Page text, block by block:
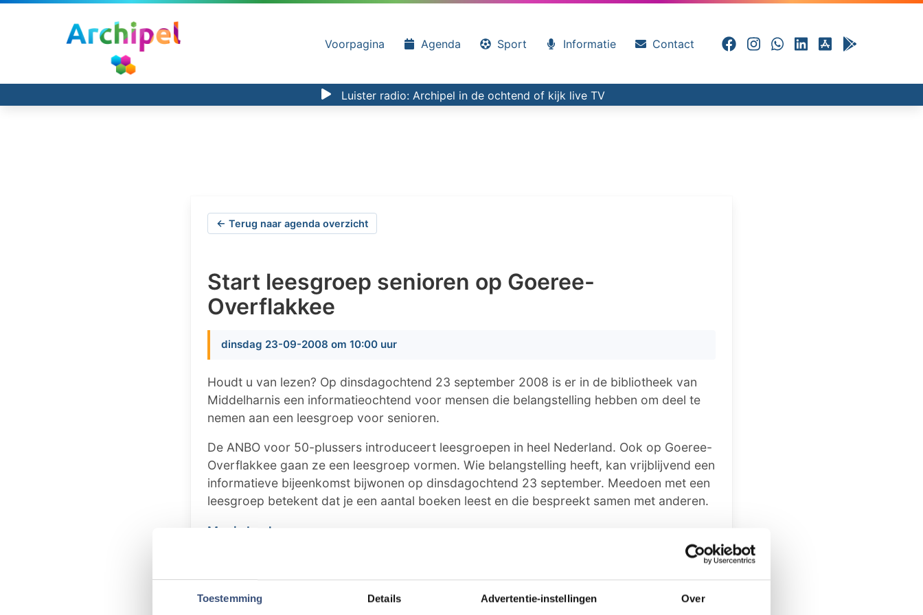
Toestemming Details Advertentie-instellingen Over
Voorpagina Agenda Sport Informatie Contact
Luister radio: Archipel in de ochtend of kijk live TV
← Terug naar agenda overzicht
Start leesgroep senioren op Goeree-
Overflakkee
dinsdag 23-09-2008 om 10:00 uur
Houdt u van lezen? Op dinsdagochtend 23 september 2008 is er in de bibliotheek van
Middelharnis een informatieochtend voor mensen die belangstelling hebben om deel te
nemen aan een leesgroep voor senioren.
De ANBO voor 50-plussers introduceert leesgroepen in heel Nederland. Ook op Goeree-
Overflakkee gaan ze een leesgroep vormen. Wie belangstelling heeft, kan vrijblijvend een
informatieve bijeenkomst bijwonen op dinsdagochtend 23 september. Meedoen met een
leesgroep betekent dat je een aantal boeken leest en die bespreekt samen met anderen.
Mooie boeken
De leesgroepen volgens de werkwijze van de ANBO bestaan uit zes tot acht personen
uitgebreide literatuurlijst. U leest literatuur die de laatste jaren verschenen is maar soms
ook een boek van langer geleden zoals van Theo Thijssen. Mooie boeken, soms ook